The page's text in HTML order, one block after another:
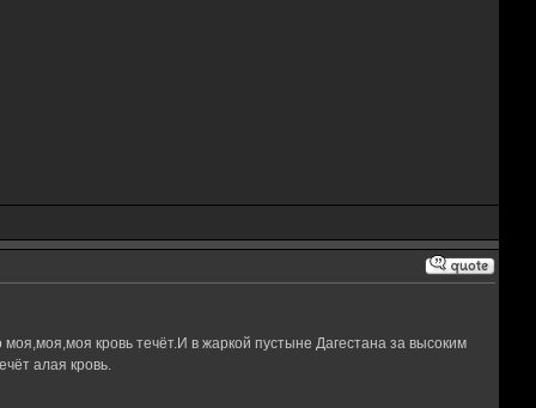
кровь течёт.И в жаркой пустыне Дагестана за высоким
алая кровь.